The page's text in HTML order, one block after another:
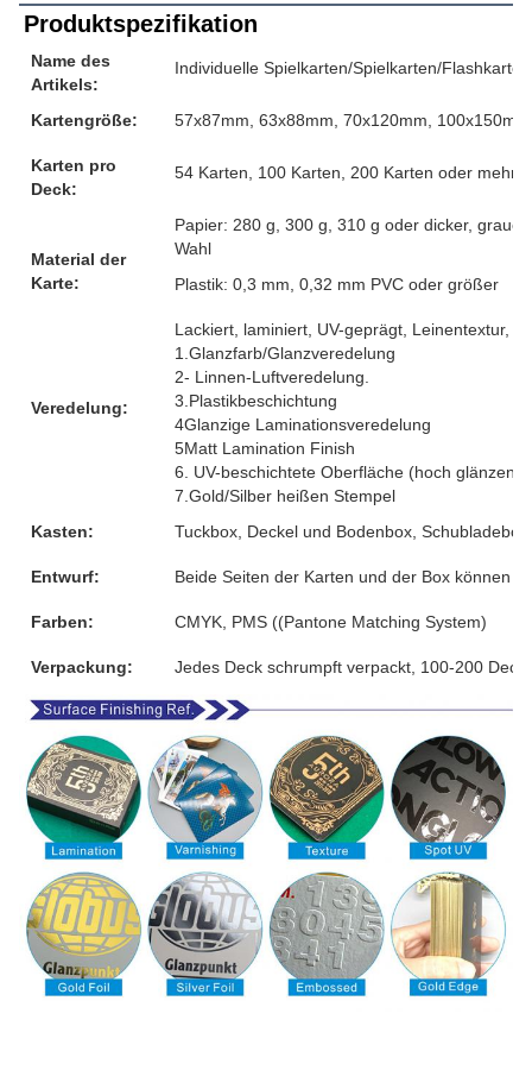
Produktspezifikation
Name des
Artikels:
Individuelle Spielkarten/Spielkarten/
Kartengröße: 57x87mm, 63x88mm, 70x120mm,
Karten pro
Deck:
54 Karten, 100 Karten, 200 Karten oder mehr,
Material der
Karte:
Papier: 280 g, 300 g, 310 g oder dicker,
Wahl
Plastik: 0,3 mm, 0,32 mm PVC oder größer
Veredelung:
Lackiert, laminiert, UV-geprägt, Leinentextur,
1.Glanzfarb/Glanzveredelung
2- Linnen-Luftveredelung.
3.Plastikbeschichtung
4Glanzige Laminationsveredelung
5Matt Lamination Finish
6. UV-beschichtete Oberfläche (hoch glänzend)
7.Gold/Silber heißen Stempel
Kasten:
Tuckbox, Deckel und Bodenbox,
Entwurf: Beide Seiten der Karten und der Box können
Farben: CMYK, PMS ((Pantone Matching System)
Verpackung: Jedes Deck schrumpft verpackt, 100-200